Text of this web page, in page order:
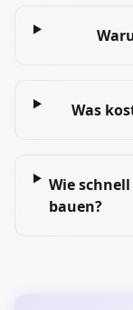
Was
Wie
bauen?